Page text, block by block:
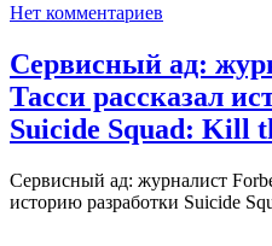
Нет комментариев
Сервисный ад:
Тасси рассказал
Suicide Squad: Kill
Сервисный ад: журналист
историю разработки Suicide